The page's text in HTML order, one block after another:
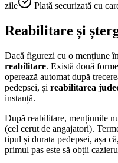
zile
Plată securizată cu
Reabilitare și
Dacă figurezi cu o mențiune
reabilitare. Există două
operează automat după
pedepsei, și reabilitarea
instanță.
După reabilitare, mențiunile
(cel cerut de angajatori).
tipul și durata pedepsei, așa
primul pas este să obții